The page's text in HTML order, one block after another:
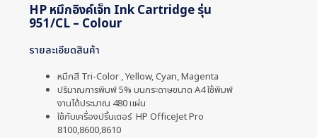
HP หมึกอิงค์เจ็ท Ink Cartridge รุ่น
951/CL – Colour
รายละเอียดสินค้า
หมึกสี Tri-Color , Yellow, Cyan, Magenta
ปริมาณการพิมพ์ 5% บนกระดาษขนาด A4 ใช้พิมพ์
งานได้ประมาณ 480 แผ่น
ใช้กับเครื่องปริ้นเตอร์ HP OfficeJet Pro
8100,8600,8610